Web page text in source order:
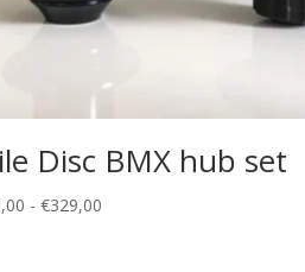
Disc BMX hub set
- €329,00